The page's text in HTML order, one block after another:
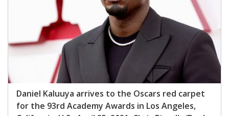
Daniel Kaluuya arrives to the Oscars red carpet
for the 93rd Academy Awards in Los Angeles,